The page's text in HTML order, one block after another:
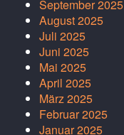
September 2025
August 2025
Juli 2025
Juni 2025
Mai 2025
April 2025
März 2025
Februar 2025
Januar 2025